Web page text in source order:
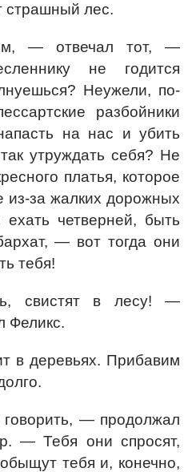
страшный лес.
— отвечал тот, —
не годится
Неужели, по-
разбойники
на нас и убить
утруждать себя? Не
платья, которое
из-за жалких дорожных
четверней, быть
— вот тогда они
тебя!
свистят в лесу! —
Феликс.
в деревьях. Прибавим
— продолжал
— Тебя они спросят,
тебя и, конечно,